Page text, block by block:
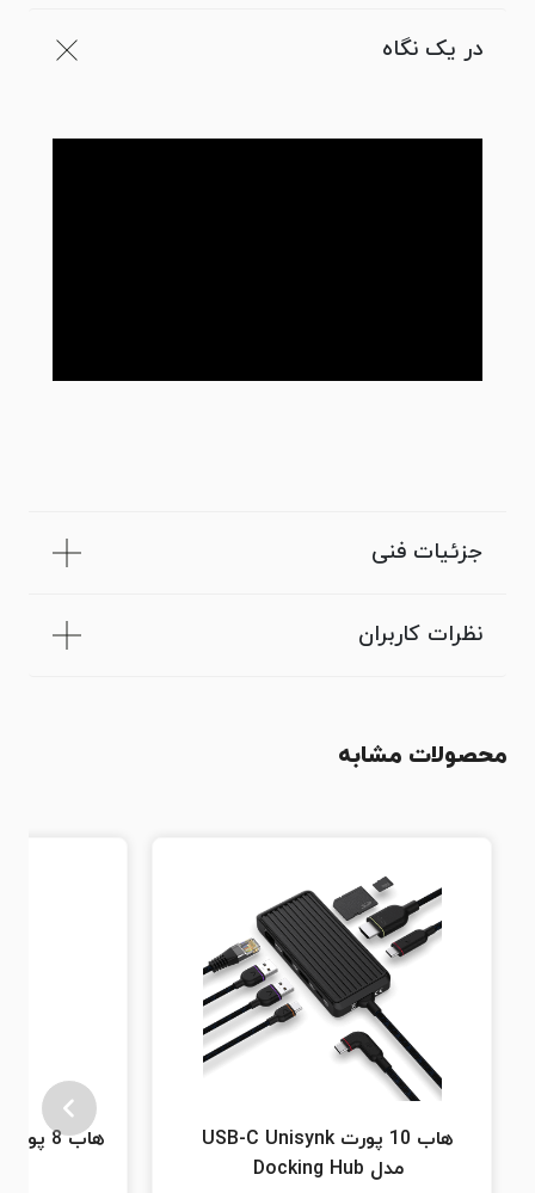
در یک نگاه
جزئیات فنی
نظرات کاربران
محصولات مشابه
هاب 10 پورت USB-C Unisynk
مدل Docking Hub